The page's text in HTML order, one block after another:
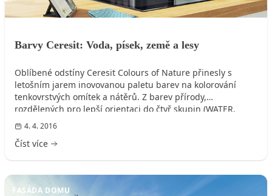
Barvy Ceresit: Voda, písek, země a lesy
Oblíbené odstíny Ceresit Colours of Nature přinesly s
letošním jarem inovovanou paletu barev na kolorování
tenkovrstvých omítek a nátěrů. Z barev přírody,
rozdělených pro lepší orientaci do čtyř skupin (WATER,
SAND, EARTH a FOREST) a reprezentovaných čtyřmi prvky
(modrým, červeným, žlutým a zeleným) si určitě vyberete.
4. 4. 2016
Číst více
FASÁDA DOMU